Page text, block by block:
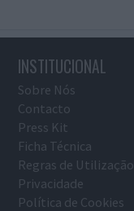
INSTITUCIONAL
Sobre Nós
Contacto
Press Kit
Ficha Técnica
Regras de Utilização
Privacidade
Política de Cookies